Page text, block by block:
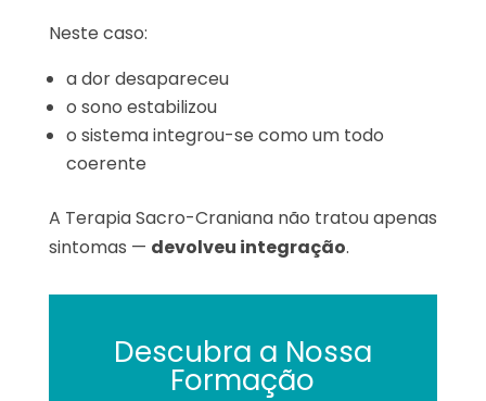
Neste caso:
a dor desapareceu
o sono estabilizou
o sistema integrou-se como um todo
coerente
A Terapia Sacro-Craniana não tratou apenas
sintomas — devolveu integração.
Descubra a Nossa
Formação